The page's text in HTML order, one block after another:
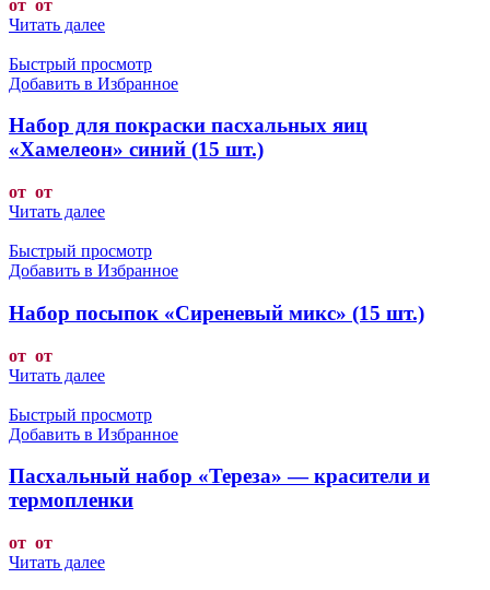
от от
Читать далее
Быстрый просмотр
Добавить в Избранное
Набор для покраски пасхальных яиц
«Хамелеон» синий (15 шт.)
от от
Читать далее
Быстрый просмотр
Добавить в Избранное
Набор посыпок «Сиреневый микс» (15 шт.)
от от
Читать далее
Быстрый просмотр
Добавить в Избранное
Пасхальный набор «Тереза» — красители и
термопленки
от от
Читать далее